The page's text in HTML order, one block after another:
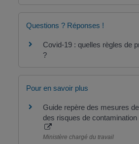
Questions ? Réponses !
Covid-19 : quelles règles de
?
Pour en savoir plus
Guide repère des mesures
des risques de
Ministère chargé du travail